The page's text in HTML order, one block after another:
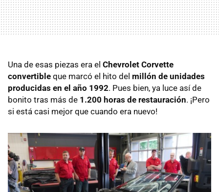
Una de esas piezas era el Chevrolet Corvette
convertible que marcó el hito del millón de unidades
producidas en el año 1992. Pues bien, ya luce así de
bonito tras más de 1.200 horas de restauración. ¡Pero
si está casi mejor que cuando era nuevo!